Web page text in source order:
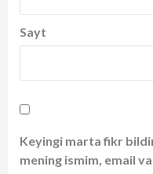
Sayt
Keyingi marta fikr
mening ismim, email